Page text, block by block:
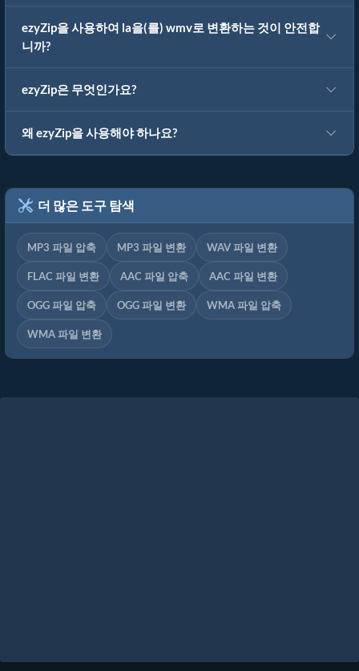
ezyZip을 사용하여 la을(를) wmv로 변환하는 것이 안전합
니까?
ezyZip은 무엇인가요?
왜 ezyZip을 사용해야 하나요?
더 많은 도구 탐색
MP3 파일 압축 MP3 파일 변환 WAV 파일 변환
FLAC 파일 변환 AAC 파일 압축 AAC 파일 변환
OGG 파일 압축 OGG 파일 변환 WMA 파일 압축
WMA 파일 변환